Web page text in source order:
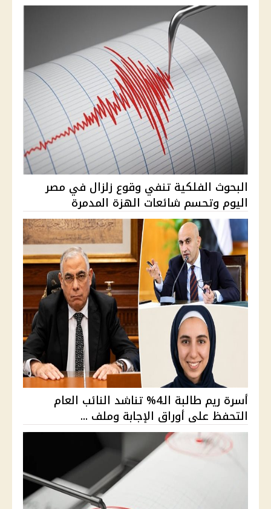
البحوث الفلكية تنفي وقوع زلزال في مصر
اليوم وتحسم شائعات الهزة المدمرة
أسرة ريم طالبة الـ4% تناشد النائب العام
التحفظ على أوراق الإجابة وملف ...